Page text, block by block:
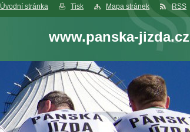
Úvodní stránka Tisk Mapa stránek RSS
www.panska-jizda.cz